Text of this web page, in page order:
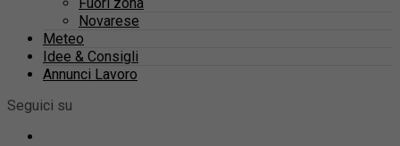
Novarese
Meteo
Idee & Consigli
Annunci Lavoro
Seguici su